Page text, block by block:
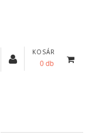
KOSÁR
0 db